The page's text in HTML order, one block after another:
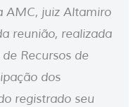
AMC, juiz Altamiro
reunião, realizada
Recursos de
dos
registrado seu